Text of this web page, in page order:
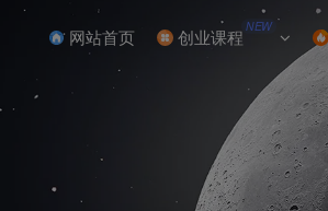
网站首页 创业课程 NEW